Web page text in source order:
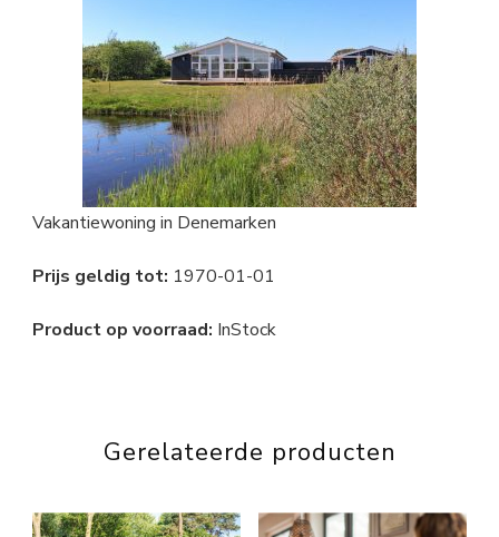
Vakantiewoning in Denemarken
Prijs geldig tot: 1970-01-01
Product op voorraad: InStock
Gerelateerde producten